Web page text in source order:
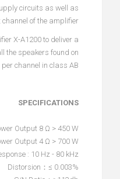
circuits as well as
of the amplifier.
X-A1200 to deliver a
the speakers found on
channel in class AB.
SPECIFICATIONS
Output 8 Ω > 450 W
Output 4 Ω > 700 W
: 10 Hz - 80 kHz
Distorsion：≤ 0.003%